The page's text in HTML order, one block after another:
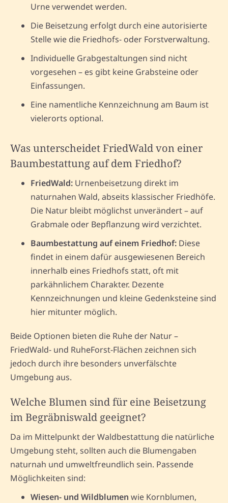
Urne verwendet werden.
Die Beisetzung erfolgt durch eine autorisierte
Stelle wie die Friedhofs- oder Forstverwaltung.
Individuelle Grabgestaltungen sind nicht
vorgesehen – es gibt keine Grabsteine oder
Einfassungen.
Eine namentliche Kennzeichnung am Baum ist
vielerorts optional.
Was unterscheidet FriedWald von einer
Baumbestattung auf dem Friedhof?
FriedWald: Urnenbeisetzung direkt im
naturnahen Wald, abseits klassischer Friedhöfe.
Die Natur bleibt möglichst unverändert – auf
Grabmale oder Bepflanzung wird verzichtet.
Baumbestattung auf einem Friedhof: Diese
findet in einem dafür ausgewiesenen Bereich
innerhalb eines Friedhofs statt, oft mit
parkähnlichem Charakter. Dezente
Kennzeichnungen und kleine Gedenksteine sind
hier mitunter möglich.
Beide Optionen bieten die Ruhe der Natur –
FriedWald- und RuheForst-Flächen zeichnen sich
jedoch durch ihre besonders unverfälschte
Umgebung aus.
Welche Blumen sind für eine Beisetzung
im Begräbniswald geeignet?
Da im Mittelpunkt der Waldbestattung die natürliche
Umgebung steht, sollten auch die Blumengaben
naturnah und umweltfreundlich sein. Passende
Möglichkeiten sind:
Wiesen- und Wildblumen wie Kornblumen,